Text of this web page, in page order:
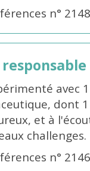
n°
avec
dont
et à
n°